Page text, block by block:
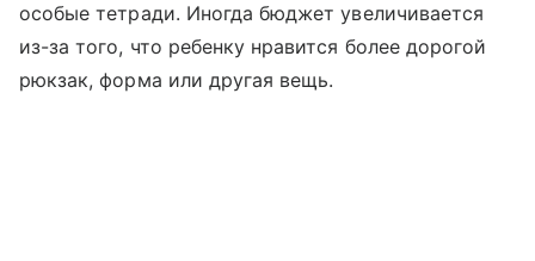
особые тетради. Иногда бюджет увеличивается
из-за того, что ребенку нравится более дорогой
рюкзак, форма или другая вещь.